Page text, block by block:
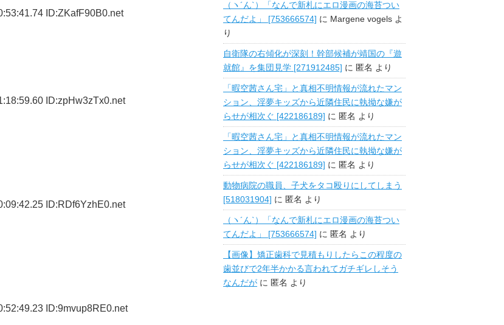
ID:ZKafF90B0.net
ID:zpHw3zTx0.net
ID:RDf6YzhE0.net
ID:9mvup8RE0.net
（ヽ´ん`）「なんで新札にエロ漫画の海苔つい
てんだよ」 [753666574] に Margene vogels よ
り
自衛隊の右傾化が深刻！幹部候補が靖国の『遊
就館』を集団見学 [271912485] に 匿名 より
「暇空茜さん宅」と真相不明情報が流れたマン
ション、淫夢キッズから近隣住民に執拗な嫌が
らせが相次ぐ [422186189] に 匿名 より
「暇空茜さん宅」と真相不明情報が流れたマン
ション、淫夢キッズから近隣住民に執拗な嫌が
らせが相次ぐ [422186189] に 匿名 より
動物病院の職員、子犬をタコ殴りにしてしまう
[518031904] に 匿名 より
（ヽ´ん`）「なんで新札にエロ漫画の海苔つい
てんだよ」 [753666574] に 匿名 より
【画像】矯正歯科で見積もりしたらこの程度の
歯並びで2年半かかる言われてガチギレしそう
なんだが に 匿名 より